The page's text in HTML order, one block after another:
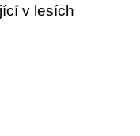
v lesích